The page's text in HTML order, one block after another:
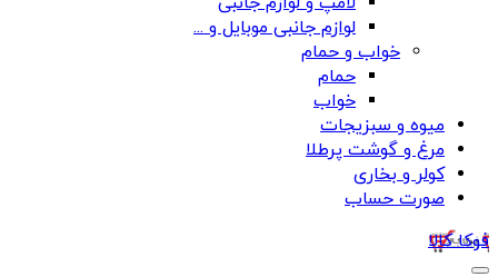
لوازم جانبی موبایل و ...
خواب و حمام
حمام
خواب
میوه و سبزیجات
مرغ و گوشت پرطلا
کولر و بخاری
صورت حساب
فوکا کالا